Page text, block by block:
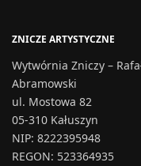
ZNICZE ARTYSTYCZNE
Wytwórnia Zniczy –
Abramowski
ul. Mostowa 82
05-310 Kałuszyn
NIP: 8222395948
REGON: 523364935